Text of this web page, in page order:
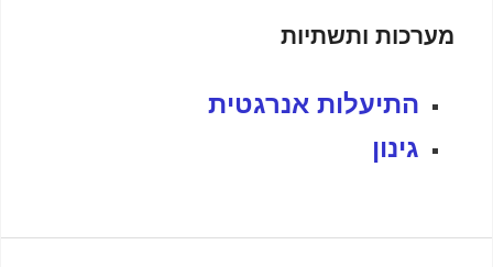
מערכות ותשתיות
התיעלות אנרגטית
גינון